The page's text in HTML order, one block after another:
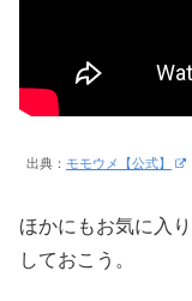
出典： モモウメ【公式】
ほかにもお気に入
しておこう。